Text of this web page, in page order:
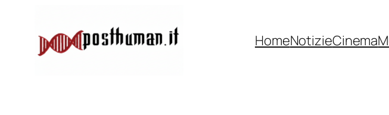
contenuto
HomeNotizieCinema